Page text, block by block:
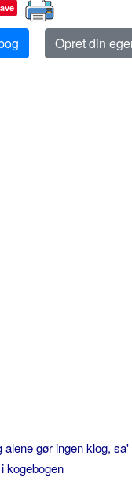
Opret din
alene gør ingen klog,
kogebogen